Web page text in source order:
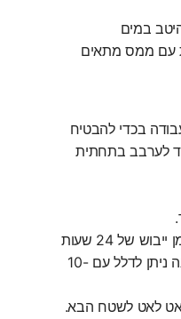
במים
עם ממס מתאים
בכדי להבטיח
לערבב בתחתית
יש ליישם 2 שכבות אחידות עם זמן ייבוש של 24 שעות
בין השכבות. את השכבה הראשונה ניתן לדלל עם 10-
לאט לשטח הבא.